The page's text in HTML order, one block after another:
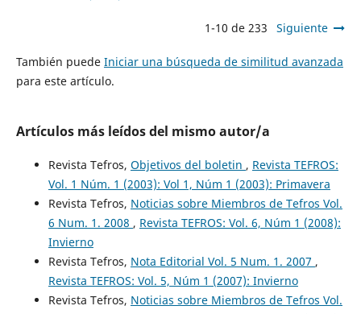
1-10 de 233 Siguiente
También puede Iniciar una búsqueda de similitud avanzada
para este artículo.
Artículos más leídos del mismo autor/a
Revista Tefros, Objetivos del boletin , Revista TEFROS:
Vol. 1 Núm. 1 (2003): Vol 1, Núm 1 (2003): Primavera
Revista Tefros, Noticias sobre Miembros de Tefros Vol.
6 Num. 1. 2008 , Revista TEFROS: Vol. 6, Núm 1 (2008):
Invierno
Revista Tefros, Nota Editorial Vol. 5 Num. 1. 2007 ,
Revista TEFROS: Vol. 5, Núm 1 (2007): Invierno
Revista Tefros, Noticias sobre Miembros de Tefros Vol.